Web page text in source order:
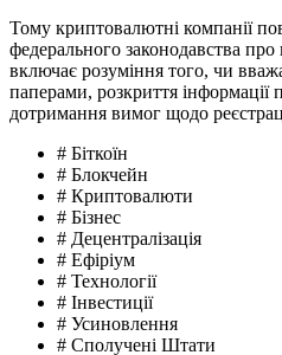
Тому криптовалютні компанії
федерального законодавства
включає розуміння того, чи
паперами, розкриття інформації
дотримання вимог щодо
# Біткоїн
# Блокчейн
# Криптовалюти
# Бізнес
# Децентралізація
# Ефіріум
# Технології
# Інвестиції
# Усиновлення
# Сполучені Штати